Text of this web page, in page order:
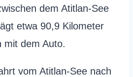
dem Atitlan-See
etwa 90,9 Kilometer
mit dem Auto.
vom Atitlan-See nach